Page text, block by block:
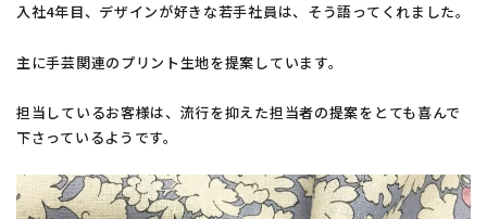
入社4年目、デザインが好きな若手社員は、そう語ってくれました。
主に手芸関連のプリント生地を提案しています。
担当しているお客様は、流行を抑えた担当者の提案をとても喜んで
下さっているようです。